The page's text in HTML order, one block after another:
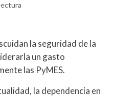
la seguridad de la
un gasto
las PyMES.
la dependencia en